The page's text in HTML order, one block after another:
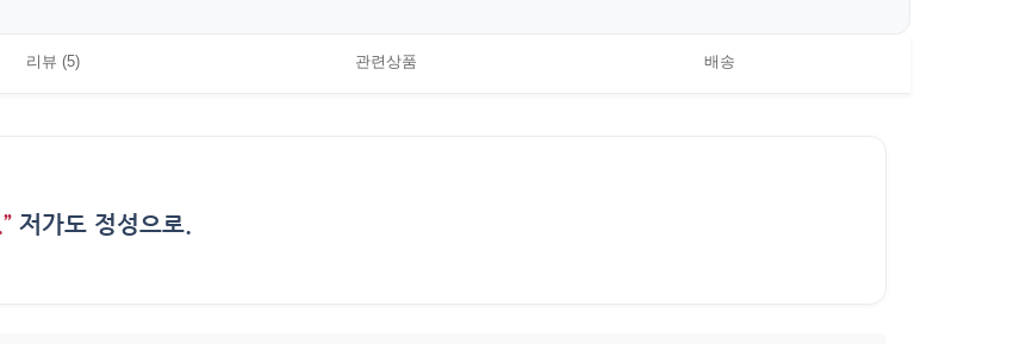
리뷰 (5) 관련상품 배송
저가도 정성으로.